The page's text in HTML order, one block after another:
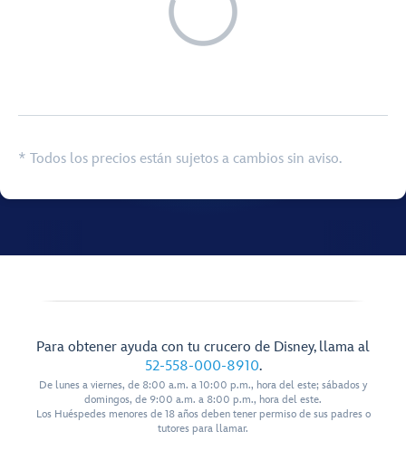
* Todos los precios están sujetos a cambios sin aviso.
Para obtener ayuda con tu crucero de Disney, llama al
52-558-000-8910.
De lunes a viernes, de 8:00 a.m. a 10:00 p.m., hora del este; sábados y
domingos, de 9:00 a.m. a 8:00 p.m., hora del este.
Los Huéspedes menores de 18 años deben tener permiso de sus padres o
tutores para llamar.